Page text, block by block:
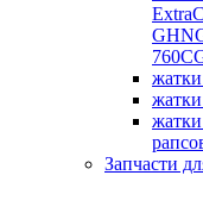
Запчасти